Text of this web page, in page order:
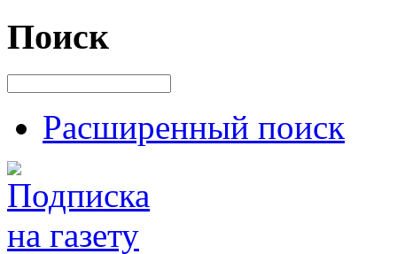
Поиск
Расширенный поиск